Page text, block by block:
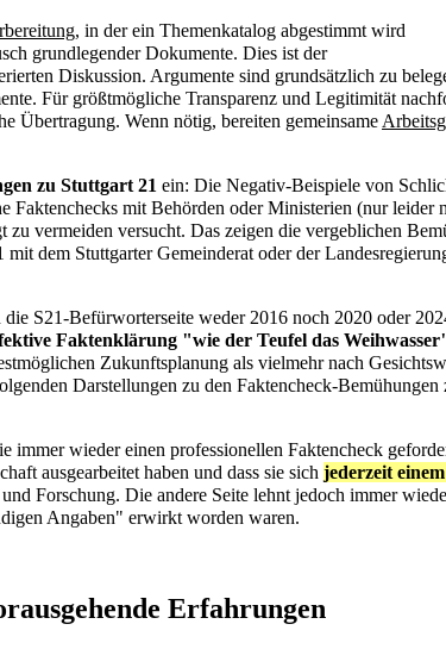
, in der ein Themenkatalog abgestimmt wird
grundlegender Dokumente. Dies ist der
Diskussion. Argumente sind grundsätzlich zu
Für größtmögliche Transparenz und Legitimität
Übertragung. Wenn nötig, bereiten gemeinsame
zu Stuttgart 21 ein: Die Negativ-Beispiele von
Faktenchecks mit Behörden oder Ministerien (nur leider
zu vermeiden versucht. Das zeigen die vergeblichen
dem Stuttgarter Gemeinderat oder der
S21-Befürworterseite weder 2016 noch 2020 oder
Faktenklärung "wie der Teufel das
Zukunftsplanung als vielmehr nach
Darstellungen zu den Faktencheck-Bemühungen
immer wieder einen professionellen Faktencheck
ausgearbeitet haben und dass sie sich jederzeit
Forschung. Die andere Seite lehnt jedoch immer
Angaben" erwirkt worden waren.
Erfahrungen